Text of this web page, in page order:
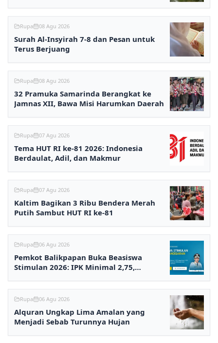
Rupa 08 Agu 2026
Surah Al-Insyirah 7-8 dan Pesan untuk
Terus Berjuang
Rupa 08 Agu 2026
32 Pramuka Samarinda Berangkat ke
Jamnas XII, Bawa Misi Harumkan Daerah
Rupa 07 Agu 2026
Tema HUT RI ke-81 2026: Indonesia
Berdaulat, Adil, dan Makmur
Rupa 07 Agu 2026
Kaltim Bagikan 3 Ribu Bendera Merah
Putih Sambut HUT RI ke-81
Rupa 06 Agu 2026
Pemkot Balikpapan Buka Beasiswa
Stimulan 2026: IPK Minimal 2,75,
Rupa 06 Agu 2026
Alquran Ungkap Lima Amalan yang
Menjadi Sebab Turunnya Hujan